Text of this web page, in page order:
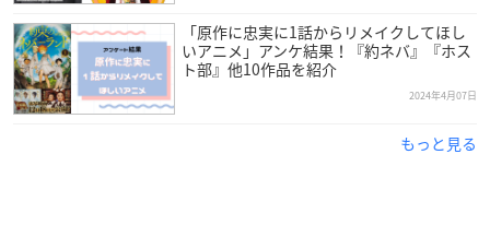
「原作に忠実に1話からリメイクしてほし
いアニメ」アンケ結果！『約ネバ』『ホス
ト部』他10作品を紹介
2024年4月07日
もっと見る